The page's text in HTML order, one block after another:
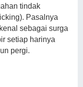
tindak
Pasalnya
sebagai surga
setiap harinya
pergi.